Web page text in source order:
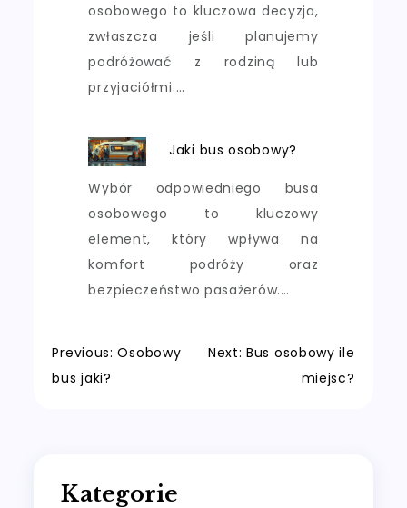
osobowego to kluczowa decyzja,
zwłaszcza jeśli planujemy
podróżować z rodziną lub
przyjaciółmi.…
Jaki bus osobowy?
Wybór odpowiedniego busa
osobowego to kluczowy
element, który wpływa na
komfort podróży oraz
bezpieczeństwo pasażerów.…
Nawigacja
Previous: Osobowy
bus jaki?
Next: Bus osobowy ile
miejsc?
Kategorie